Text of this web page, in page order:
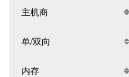
主机商
单/双向
内存